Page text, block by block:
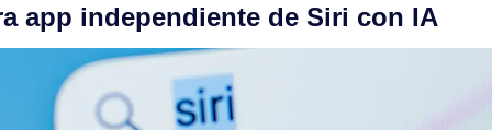
app independiente de Siri con IA